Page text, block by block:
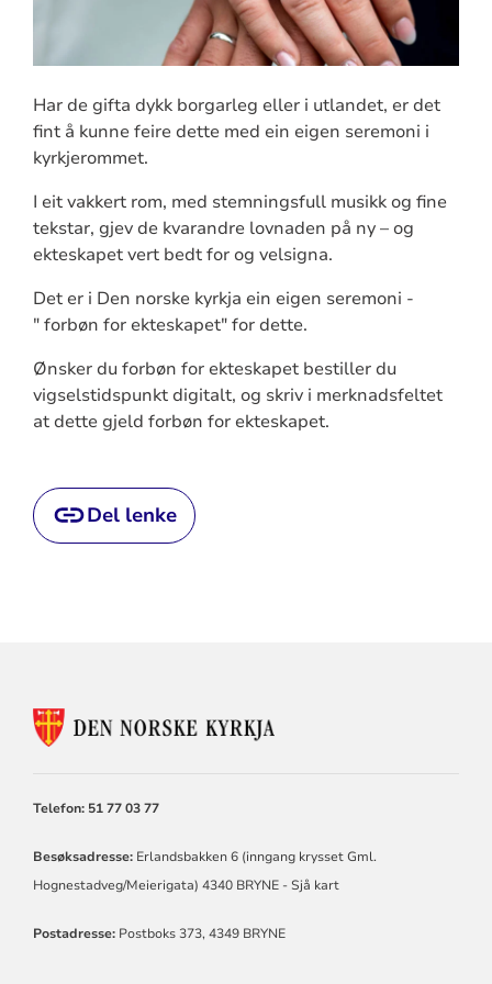
Har de gifta dykk borgarleg eller i utlandet, er det
fint å kunne feire dette med ein eigen seremoni i
kyrkjerommet.
I eit vakkert rom, med stemningsfull musikk og fine
tekstar, gjev de kvarandre lovnaden på ny – og
ekteskapet vert bedt for og velsigna.
Det er i Den norske kyrkja ein eigen seremoni -
" forbøn for ekteskapet" for dette.
Ønsker du forbøn for ekteskapet bestiller du
vigselstidspunkt digitalt, og skriv i merknadsfeltet
at dette gjeld forbøn for ekteskapet.
Del lenke
FOR
Telefon: 51 77 03 77
Besøksadresse:Erlandsbakken 6 (inngang krysset Gml.
Hognestadveg/Meierigata) 4340 BRYNE - Sjå kart
Postadresse:Postboks 373, 4349 BRYNE